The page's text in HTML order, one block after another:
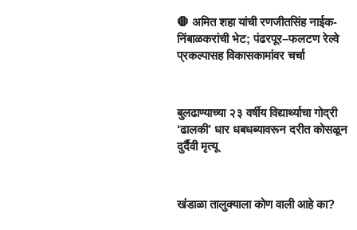
🛑 अमित शहा यांची रणजीतसिंह नाईक-
निंबाळकरांची भेट; पंढरपूर–फलटण रेल्वे
प्रकल्पासह विकासकामांवर चर्चा
बुलढाण्याच्या २३ वर्षीय विद्यार्थ्याचा गोद्री
‘ढालकी’ धार धबधब्यावरून दरीत कोसळून
दुर्दैवी मृत्यू
खंडाळा तालुक्याला कोण वाली आहे का?